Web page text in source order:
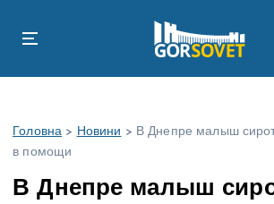
Головна > Новини > В Днепре малыш
в помощи
В Днепре малыш